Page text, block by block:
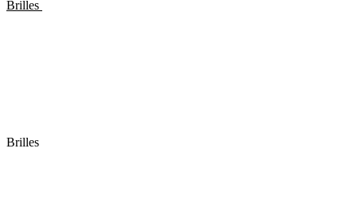
Brilles
Brilles